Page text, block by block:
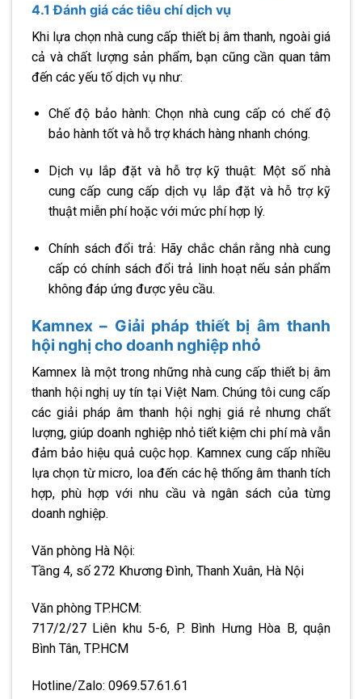
4.1 Đánh giá các tiêu chí dịch vụ
Khi lựa chọn nhà cung cấp thiết bị âm thanh, ngoài giá
cả và chất lượng sản phẩm, bạn cũng cần quan tâm
đến các yếu tố dịch vụ như:
Chế độ bảo hành: Chọn nhà cung cấp có chế độ
bảo hành tốt và hỗ trợ khách hàng nhanh chóng.
Dịch vụ lắp đặt và hỗ trợ kỹ thuật: Một số nhà
cung cấp cung cấp dịch vụ lắp đặt và hỗ trợ kỹ
thuật miễn phí hoặc với mức phí hợp lý.
Chính sách đổi trả: Hãy chắc chắn rằng nhà cung
cấp có chính sách đổi trả linh hoạt nếu sản phẩm
không đáp ứng được yêu cầu.
Kamnex – Giải pháp thiết bị âm thanh
hội nghị cho doanh nghiệp nhỏ
Kamnex là một trong những nhà cung cấp thiết bị âm
thanh hội nghị uy tín tại Việt Nam. Chúng tôi cung cấp
các giải pháp âm thanh hội nghị giá rẻ nhưng chất
lượng, giúp doanh nghiệp nhỏ tiết kiệm chi phí mà vẫn
đảm bảo hiệu quả cuộc họp. Kamnex cung cấp nhiều
lựa chọn từ micro, loa đến các hệ thống âm thanh tích
hợp, phù hợp với nhu cầu và ngân sách của từng
doanh nghiệp.
Văn phòng Hà Nội:
Tầng 4, số 272 Khương Đình, Thanh Xuân, Hà Nội
Văn phòng TP.HCM:
717/2/27 Liên khu 5-6, P. Bình Hưng Hòa B, quận
Bình Tân, TP.HCM
Hotline/Zalo: 0969.57.61.61